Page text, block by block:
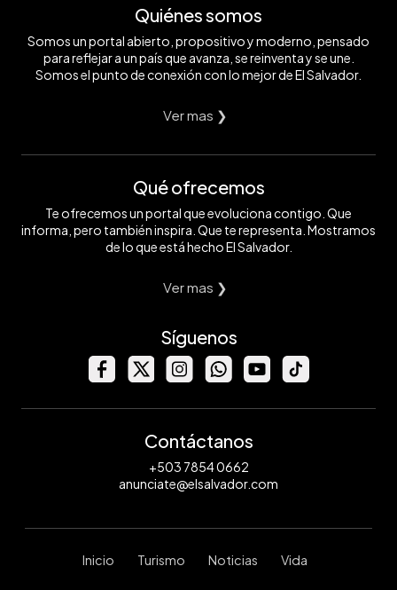
Quiénes somos
Somos un portal abierto, propositivo y moderno, pensado
para reflejar a un país que avanza, se reinventa y se une.
Somos el punto de conexión con lo mejor de El Salvador.
Ver mas ❯
Qué ofrecemos
Te ofrecemos un portal que evoluciona contigo. Que
informa, pero también inspira. Que te representa. Mostramos
de lo que está hecho El Salvador.
Ver mas ❯
Síguenos
Contáctanos
+503 7854 0662
anunciate@elsalvador.com
Inicio Turismo Noticias Vida